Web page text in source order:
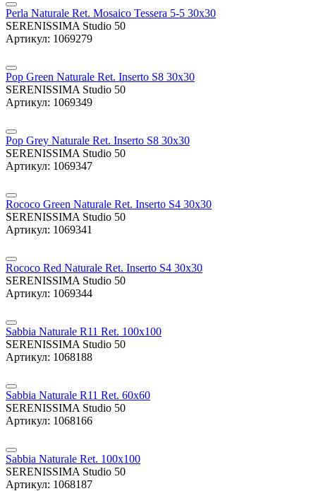
Perla Naturale Ret. Mosaico Tessera 5-5 30x30
SERENISSIMA Studio 50
Артикул: 1069279
Pop Green Naturale Ret. Inserto S8 30x30
SERENISSIMA Studio 50
Артикул: 1069349
Pop Grey Naturale Ret. Inserto S8 30x30
SERENISSIMA Studio 50
Артикул: 1069347
Rococo Green Naturale Ret. Inserto S4 30x30
SERENISSIMA Studio 50
Артикул: 1069341
Rococo Red Naturale Ret. Inserto S4 30x30
SERENISSIMA Studio 50
Артикул: 1069344
Sabbia Naturale R11 Ret. 100x100
SERENISSIMA Studio 50
Артикул: 1068188
Sabbia Naturale R11 Ret. 60x60
SERENISSIMA Studio 50
Артикул: 1068166
Sabbia Naturale Ret. 100x100
SERENISSIMA Studio 50
Артикул: 1068187